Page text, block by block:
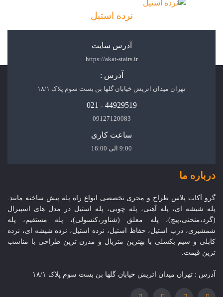
نرده استیل
آدرس سایت
https://akat-stairs.ir
آدرس :
تهران میدان اتریش خیابان گلها بن بست سوم پلاک ۱۸/۱
44929519 - 021
09127120083
ساعت کاری
9:00 الی 16:00
درباره ما
گرو آکات پلاس طراح و مجری تخصصی انواع راه پله پیش ساخته مانند:
پله شیشه ای، پله آهنی، پله چوبی، پله استیل در مدل های اسپیرال
(گرد،منحنی،پیچ)، پله معلق (شناور،کنسولی)، پله مستقیم، پله
شمشیری، درب استیل، حفاظ استیل، نرده استیل، نرده شیشه ای، نرده
کابلی و سیم بکسلی با بهترین متریال و مدرن ترین طراحی با مناسب
ترین قیمت.
آدرس : تهران میدان اتریش خیابان گلها بن بست سوم پلاک ۱۸/۱